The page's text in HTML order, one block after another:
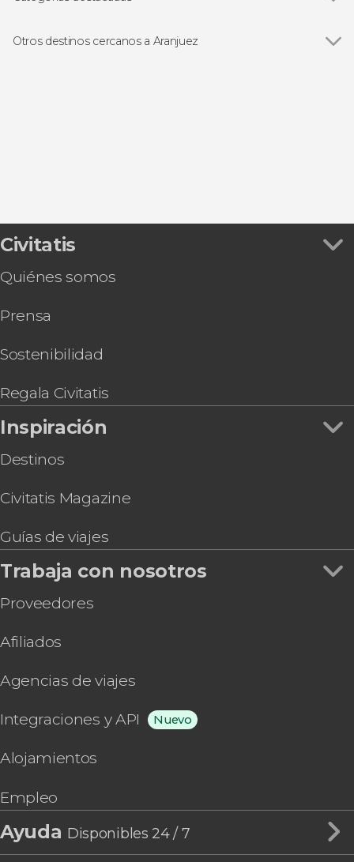
Otros destinos cercanos a Aranjuez
Civitatis
Quiénes somos
Prensa
Sostenibilidad
Regala Civitatis
Inspiración
Destinos
Civitatis Magazine
Guías de viajes
Trabaja con nosotros
Proveedores
Afiliados
Agencias de viajes
Integraciones y API Nuevo
Alojamientos
Empleo
Ayuda Disponibles 24 / 7